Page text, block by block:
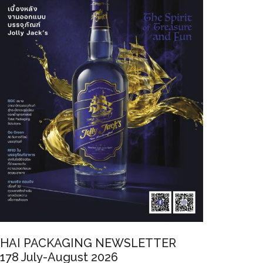
PACKAGING NEWSLETTER
July-August 2026